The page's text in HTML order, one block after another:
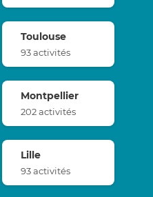
Toulouse
93 activités
Montpellier
202 activités
Lille
93 activités